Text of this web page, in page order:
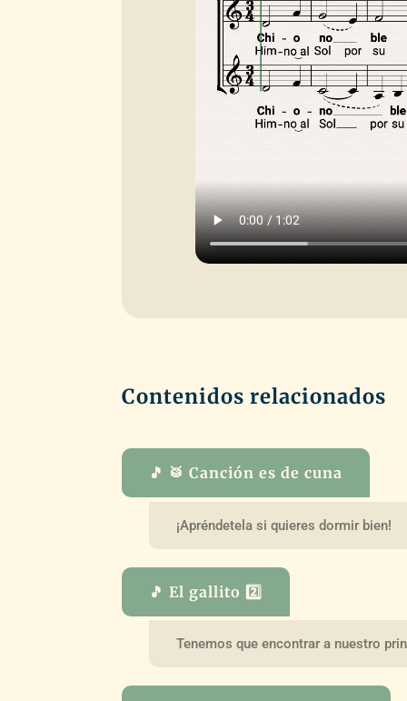
Contenidos relacionados
🎵 🥁 Canción es de cuna
¡Apréndetela si quieres dormir bien!
🎵 El gallito 2️⃣
Tenemos que encontrar a nuestro